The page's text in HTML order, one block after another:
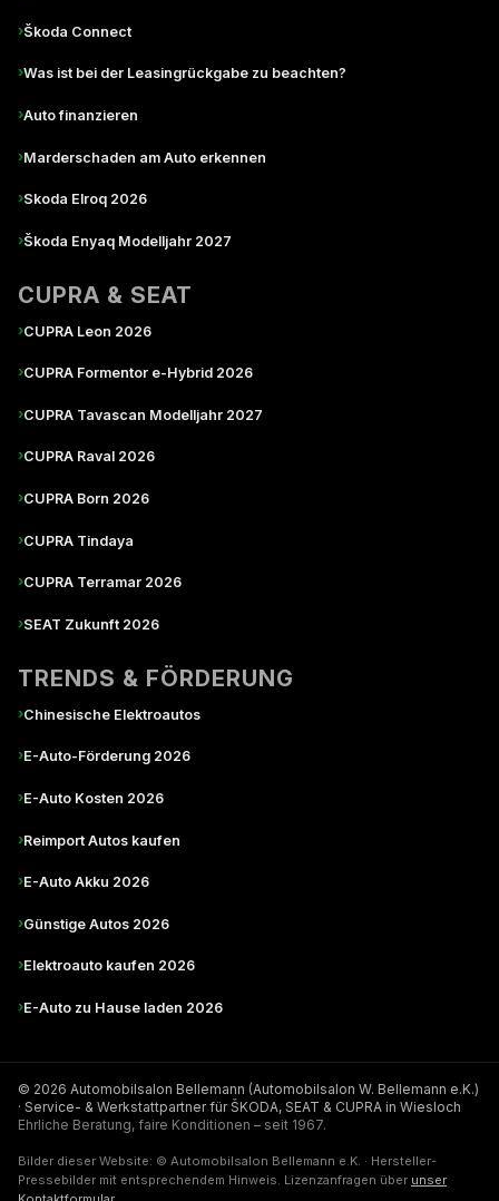
›Škoda Connect
›Was ist bei der Leasingrückgabe zu beachten?
›Auto finanzieren
›Marderschaden am Auto erkennen
›Skoda Elroq 2026
›Škoda Enyaq Modelljahr 2027
CUPRA & SEAT
›CUPRA Leon 2026
›CUPRA Formentor e-Hybrid 2026
›CUPRA Tavascan Modelljahr 2027
›CUPRA Raval 2026
›CUPRA Born 2026
›CUPRA Tindaya
›CUPRA Terramar 2026
›SEAT Zukunft 2026
TRENDS & FÖRDERUNG
›Chinesische Elektroautos
›E-Auto-Förderung 2026
›E-Auto Kosten 2026
›Reimport Autos kaufen
›E-Auto Akku 2026
›Günstige Autos 2026
›Elektroauto kaufen 2026
›E-Auto zu Hause laden 2026
© 2026 Automobilsalon Bellemann (Automobilsalon W. Bellemann e.K.)
· Service- & Werkstattpartner für ŠKODA, SEAT & CUPRA in Wiesloch
Ehrliche Beratung, faire Konditionen – seit 1967.
Bilder dieser Website: © Automobilsalon Bellemann e.K. · Hersteller-
Pressebilder mit entsprechendem Hinweis. Lizenzanfragen über unser